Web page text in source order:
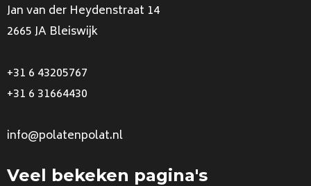
Jan van der Heydenstraat 14
2665 JA Bleiswijk
+31 6 43205767
+31 6 31664430
info@polatenpolat.nl
Veel bekeken pagina's